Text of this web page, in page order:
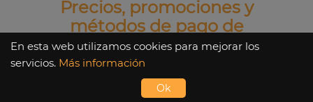
Precios, promociones y
métodos de pago de
OVHcloud
El momento de pagar por cualquier
producto, siempre será de gran tensión
En esta web utilizamos cookies para mejorar los
servicios. Más información
Ok